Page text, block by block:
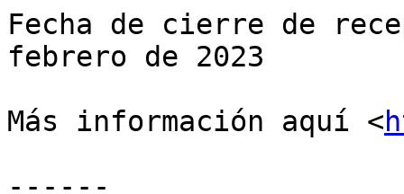
Fecha de cierre de
febrero de 2023
Más información aquí <
------